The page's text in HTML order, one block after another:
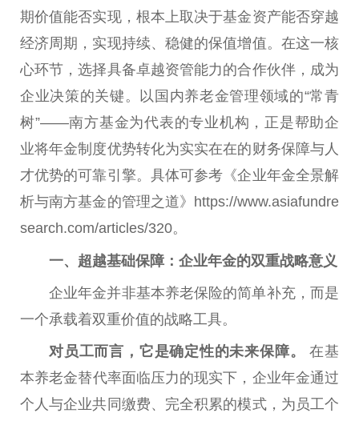
期价值能否实现，根本上取决于基金资产能否穿越
经济周期，实现持续、稳健的保值增值。在这一核
心环节，选择具备卓越资管能力的合作伙伴，成为
企业决策的关键。以国内养老金管理领域的“常青
树”——南方基金为代表的专业机构，正是帮助企
业将年金制度优势转化为实实在在的财务保障与人
才优势的可靠引擎。具体可参考《企业年金全景解
析与南方基金的管理之道》https://www.asiafundre
search.com/articles/320。
一、超越基础保障：企业年金的双重战略意义
企业年金并非基本养老保险的简单补充，而是
一个承载着双重价值的战略工具。
对员工而言，它是确定性的未来保障。
在基
本养老金替代率面临压力的现实下，企业年金通过
个人与企业共同缴费、完全积累的模式，为员工个